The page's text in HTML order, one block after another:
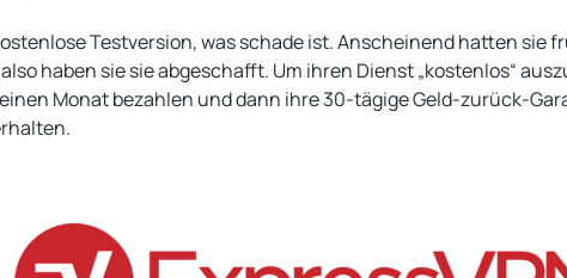
Testversion, was schade ist. Anscheinend hatten sie
haben sie sie abgeschafft. Um ihren Dienst „kostenlos“
einen Monat bezahlen und dann ihre 30-tägige Geld-zurück-